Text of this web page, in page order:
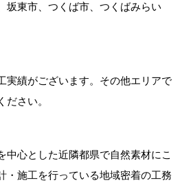
坂東市、つくば市、つくばみらい
実績がございます。その他エリアで
さい。
中心とした近隣都県で自然素材にこ
・施工を行っている地域密着の工務